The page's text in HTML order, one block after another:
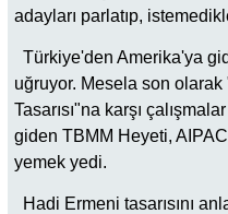
adayları parlatıp,
Türkiye'den Amerika'ya
uğruyor. Mesela son olarak
Tasarısı"na karşı
giden TBMM Heyeti,
yemek yedi.
Hadi Ermeni tasarısını